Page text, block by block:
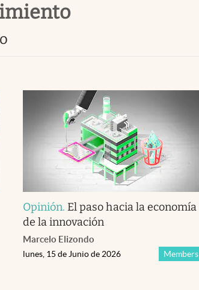
Opinión. El paso hacia la economía
de la innovación
Marcelo Elizondo
Members
lunes, 15 de Junio de 2026